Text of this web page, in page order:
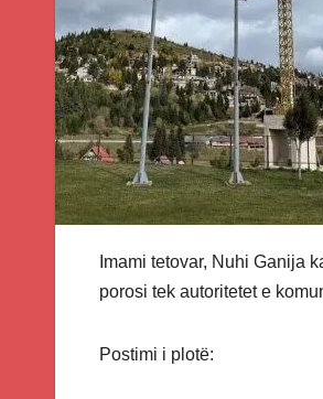
Imami tetovar, Nuhi Ganija
porosi tek autoritetet e
Postimi i plotë: